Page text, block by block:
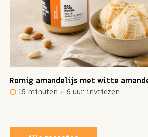
Romig amandelijs met witte
15 minuten + 6 uur invriezen